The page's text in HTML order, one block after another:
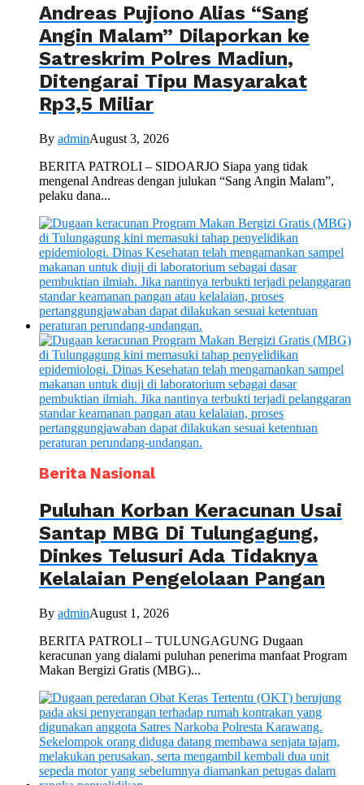
Andreas Pujiono Alias “Sang
Angin Malam” Dilaporkan ke
Satreskrim Polres Madiun,
Ditengarai Tipu Masyarakat
Rp3,5 Miliar
By adminAugust 3, 2026
BERITA PATROLI – SIDOARJO Siapa yang tidak
mengenal Andreas dengan julukan “Sang Angin Malam”,
pelaku dana...
Berita Nasional
Puluhan Korban Keracunan Usai
Santap MBG Di Tulungagung,
Dinkes Telusuri Ada Tidaknya
Kelalaian Pengelolaan Pangan
By adminAugust 1, 2026
BERITA PATROLI – TULUNGAGUNG Dugaan
keracunan yang dialami puluhan penerima manfaat Program
Makan Bergizi Gratis (MBG)...